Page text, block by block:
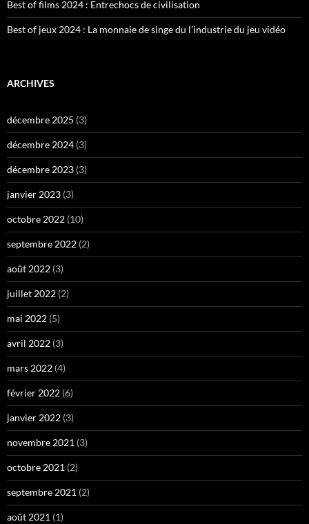
Best of films 2024 : Entrechocs de civilisation
Best of jeux 2024 : La monnaie de singe du l’industrie du jeu vidéo
ARCHIVES
décembre 2025 (3)
décembre 2024 (3)
décembre 2023 (3)
janvier 2023 (3)
octobre 2022 (10)
septembre 2022 (2)
août 2022 (3)
juillet 2022 (2)
mai 2022 (5)
avril 2022 (3)
mars 2022 (4)
février 2022 (6)
janvier 2022 (3)
novembre 2021 (3)
octobre 2021 (2)
septembre 2021 (2)
août 2021 (1)